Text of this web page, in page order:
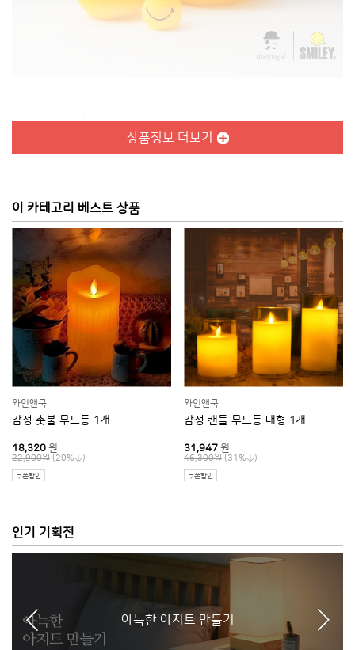
상품정보 더보기
이 카테고리 베스트 상품
와인앤쿡
감성 촛불 무드등 1개
18,320 원
22,900원 (20% )
쿠폰할인
와인앤쿡
감성 캔들 무드등 대형 1개
31,947 원
46,300원 (31% )
쿠폰할인
인기 기획전
아늑한 아지트 만들기